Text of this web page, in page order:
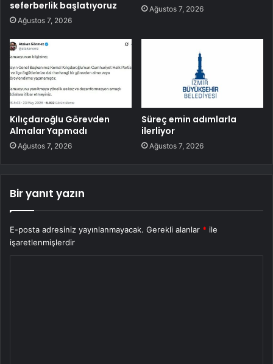
seferberlik başlatıyoruz
Ağustos 7, 2026
Ağustos 7, 2026
Kılıçdaroğlu Görevden
Almalar Yapmadı
Ağustos 7, 2026
Süreç emin adımlarla
ilerliyor
Ağustos 7, 2026
Bir yanıt yazın
E-posta adresiniz yayınlanmayacak. Gerekli alanlar * ile
işaretlenmişlerdir